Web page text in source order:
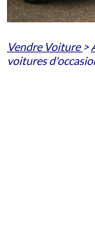
Vendre Voiture >
voitures